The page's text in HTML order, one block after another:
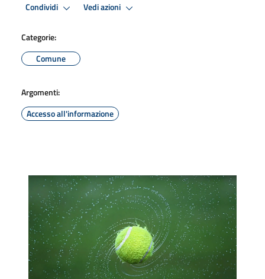
Condividi Vedi azioni
Categorie:
Comune
Argomenti:
Accesso all'informazione